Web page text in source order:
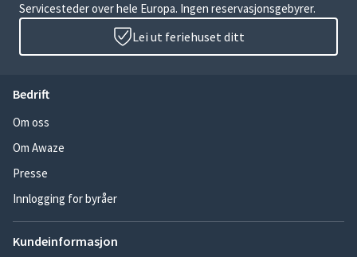
Servicesteder over hele Europa. Ingen reservasjonsgebyrer.
Lei ut feriehuset ditt
Bedrift
Om oss
Om Awaze
Presse
Innlogging for byråer
Kundeinformasjon